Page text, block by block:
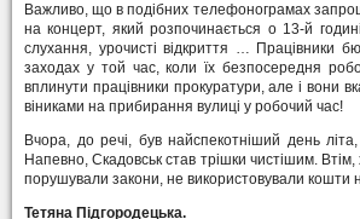
Важливо, що в подібних телефонограмах
на концерт, який розпочинається о 13-й
слухання, урочисті відкриття … Працівники
заходах у той час, коли їх безпосередня
вплинути працівники прокуратури, але і вони
віниками на прибирання вулиці у робочий час!
Вчора, до речі, був найспекотніший день
Напевно, Скадовськ став трішки чистішим. Втім,
порушували закони, не використовували кошти
Тетяна Підгородецька.